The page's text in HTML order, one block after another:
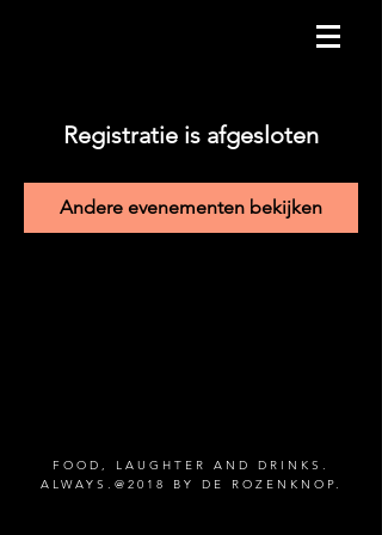
Registratie is afgesloten
Andere evenementen bekijken
FOOD, LAUGHTER AND DRINKS.
ALWAYS.@2018 BY DE ROZENKNOP.